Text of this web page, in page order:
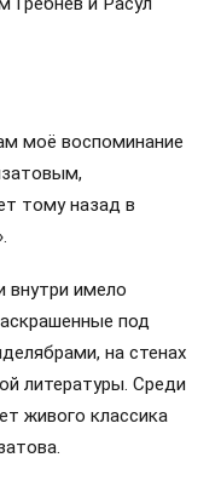
моё воспоминание
тому назад в
внутри имело
под
на стенах
литературы. Среди
живого классика